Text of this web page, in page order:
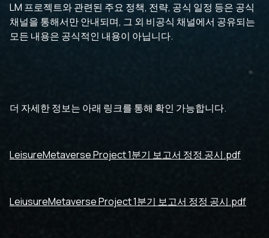
LM 프로젝트와 관련된 주요 정책, 전략, 공식 일정 등은 공식
채널을 통해서만 안내되며, 그 외 비공식 채널에서 공유되는
모든 내용은 공식적인 내용이 아닙니다.
더 자세한 정보는 아래 링크를 통해 확인 가능합니다.
LeisureMetaverse Project 1분기 보고서 정정 공시.pdf
LeiusureMetaverse Project 1분기 보고서 정정 공시.pdf